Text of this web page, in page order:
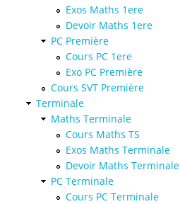
Exos Maths 1ere
Devoir Maths 1ere
PC Première
Cours PC 1ere
Exo PC Première
Cours SVT Première
Terminale
Maths Terminale
Cours Maths TS
Exos Maths Terminale
Devoir Maths Terminale
PC Terminale
Cours PC Terminale